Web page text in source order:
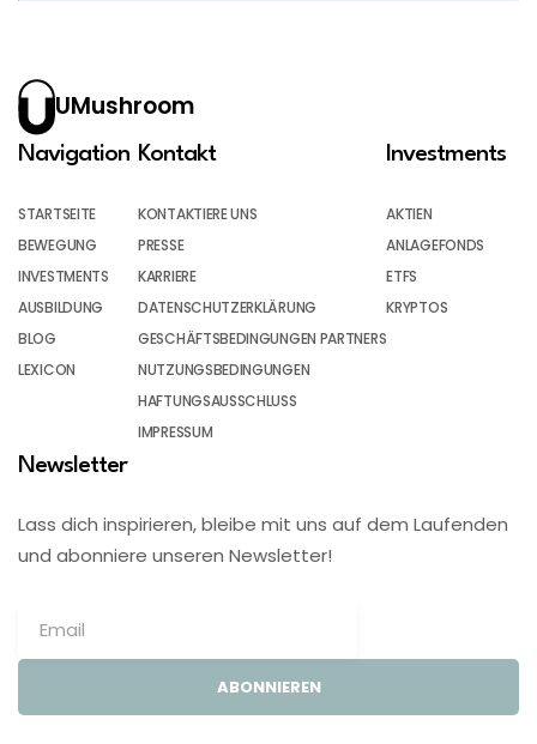
UMushroom
Navigation
STARTSEITE
BEWEGUNG
INVESTMENTS
AUSBILDUNG
BLOG
LEXICON
Kontakt
KONTAKTIERE UNS
PRESSE
KARRIERE
DATENSCHUTZERKLÄRUNG
GESCHÄFTSBEDINGUNGEN PARTNERS
NUTZUNGSBEDINGUNGEN
HAFTUNGSAUSSCHLUSS
IMPRESSUM
Investments
AKTIEN
ANLAGEFONDS
ETFS
KRYPTOS
Newsletter
Lass dich inspirieren, bleibe mit uns auf dem Laufenden
und abonniere unseren Newsletter!
ABONNIEREN